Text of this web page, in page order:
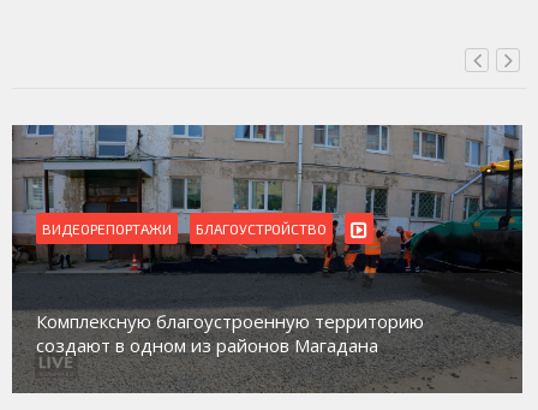
ВИДЕОРЕПОРТАЖИ БЛАГОУСТРОЙСТВО
Комплексную благоустроенную территорию
создают в одном из районов Магадана